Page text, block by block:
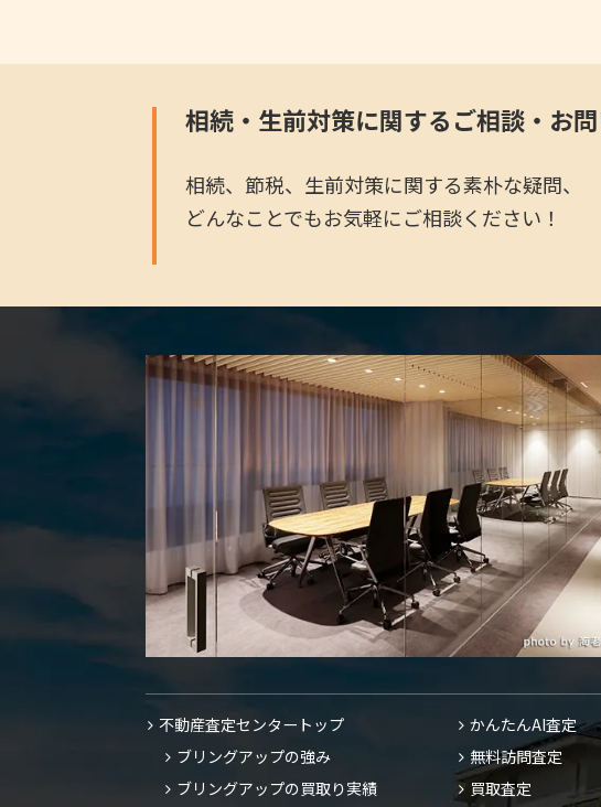
相続・生前対策に関するご相談・お
相続、節税、生前対策に関する素朴な疑問、
どんなことでもお気軽にご相談ください！
不動産査定センタートップ
ブリングアップの強み
ブリングアップの買取り実績
かんたんAI査定
無料訪問査定
買取査定